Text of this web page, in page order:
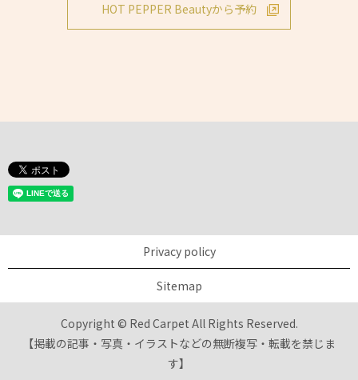
HOT PEPPER Beautyから予約
Privacy policy
Sitemap
Copyright © Red Carpet All Rights Reserved.
【掲載の記事・写真・イラストなどの無断複写・転載を禁じま
す】